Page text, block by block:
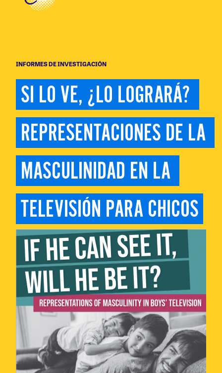
INFORMES DE INVESTIGACIÓN
SI LO VE, ¿LO LOGRARÁ?
REPRESENTACIONES DE LA
MASCULINIDAD EN LA
TELEVISIÓN PARA CHICOS